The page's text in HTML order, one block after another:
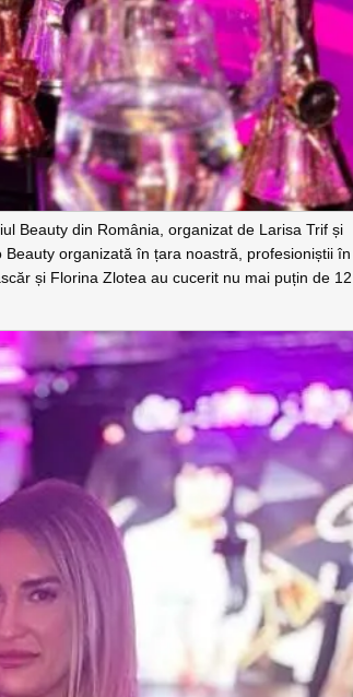
Beauty din România, organizat de Larisa Trif și
organizată în țara noastră, profesioniștii în
și Florina Zlotea au cucerit nu mai puțin de 12